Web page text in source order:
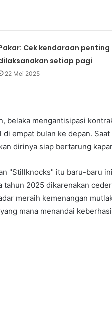
Cek kendaraan penting
setiap pagi
22 Mei 2025
belaka mengantisipasi
empat bulan ke depan.
dirinya siap bertarung
"Stillknocks" itu baru-baru
tahun 2025 dikarenakan
meraih kemenangan
mana menandai